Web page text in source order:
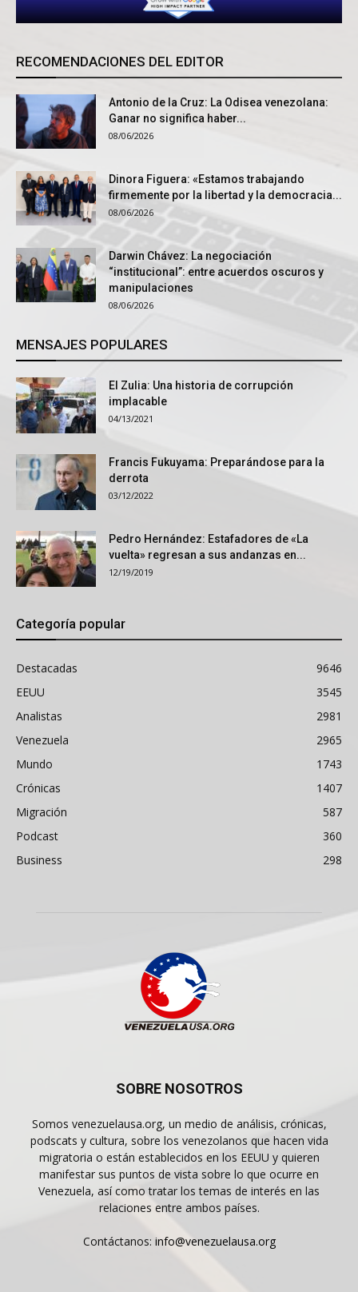
RECOMENDACIONES DEL EDITOR
Antonio de la Cruz: La Odisea venezolana:
Ganar no significa haber...
08/06/2026
Dinora Figuera: «Estamos trabajando
firmemente por la libertad y la democracia...
08/06/2026
Darwin Chávez: La negociación
“institucional”: entre acuerdos oscuros y
manipulaciones
08/06/2026
MENSAJES POPULARES
El Zulia: Una historia de corrupción
implacable
04/13/2021
Francis Fukuyama: Preparándose para la
derrota
03/12/2022
Pedro Hernández: Estafadores de «La
vuelta» regresan a sus andanzas en...
12/19/2019
Categoría popular
Destacadas
9646
EEUU
3545
Analistas
2981
Venezuela
2965
Mundo
1743
Crónicas
1407
Migración
587
Podcast
360
Business
298
SOBRE NOSOTROS
Somos venezuelausa.org, un medio de análisis, crónicas,
podscats y cultura, sobre los venezolanos que hacen vida
migratoria o están establecidos en los EEUU y quieren
manifestar sus puntos de vista sobre lo que ocurre en
Venezuela, así como tratar los temas de interés en las
relaciones entre ambos países.
Contáctanos: info@venezuelausa.org